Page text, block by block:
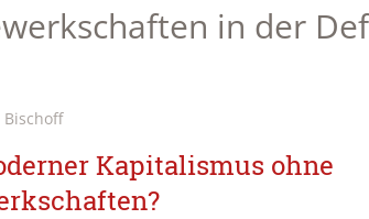
in der
Bischoff
Kapitalismus ohne